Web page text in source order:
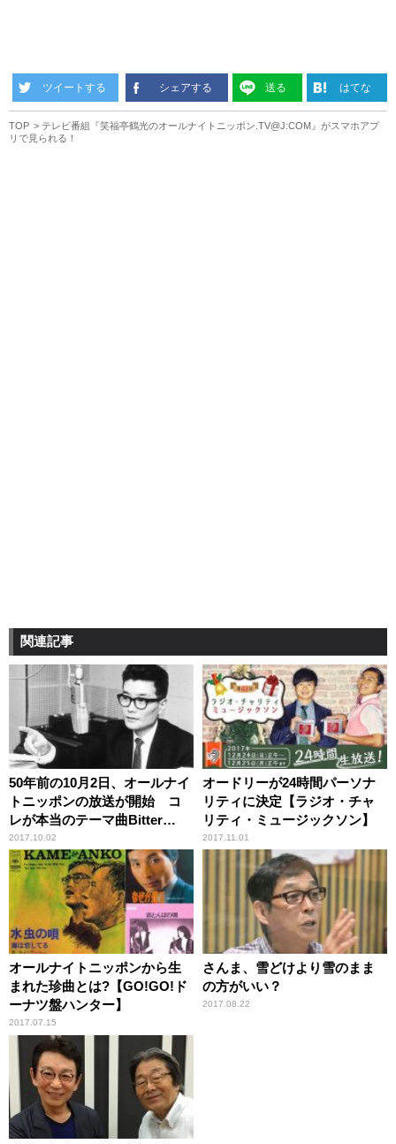
ツイートする シェアする 送る はてな
TOP
テレビ番組『笑福亭鶴光のオールナイトニッポン.TV@J:COM』がスマホアプ
リで見られる！
関連記事
50年前の10月2日、オールナイ
トニッポンの放送が開始 コ
レが本当のテーマ曲Bitter
Sweet Samba誕生秘話！
2017.10.02
オードリーが24時間パーソナ
リティに決定【ラジオ・チャ
リティ・ミュージックソン】
2017.11.01
オールナイトニッポンから生
まれた珍曲とは?【GO!GO!ド
ーナツ盤ハンター】
2017.07.15
さんま、雪どけより雪のまま
の方がいい？
2017.08.22